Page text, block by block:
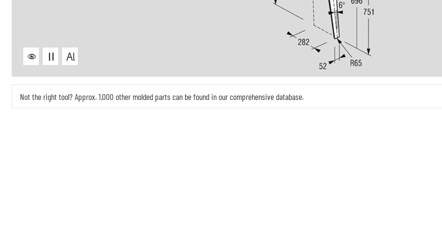
Not the right tool? Approx. 1,000 other molded parts can be found in our comprehensive database.